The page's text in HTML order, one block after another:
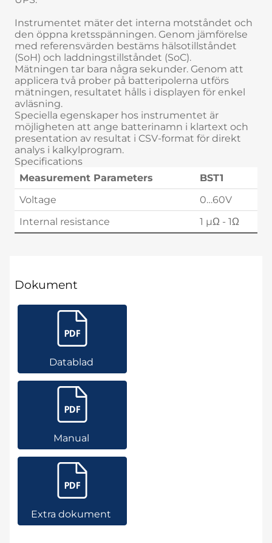
Instrumentet mäter det interna motståndet och
den öppna kretsspänningen. Genom jämförelse
med referensvärden bestäms hälsotillståndet
(SoH) och laddningstillståndet (SoC).
Mätningen tar bara några sekunder. Genom att
applicera två prober på batteripolerna utförs
mätningen, resultatet hålls i displayen för enkel
avläsning.
Speciella egenskaper hos instrumentet är
möjligheten att ange batterinamn i klartext och
presentation av resultat i CSV-format för direkt
analys i kalkylprogram.
Specifications
Measurement Parameters
BST1
Voltage
0…60V
Internal resistance
1 µΩ - 1Ω
Dokument
Datablad
Manual
Extra dokument